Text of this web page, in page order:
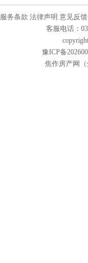
服务条款 法律声明 意见反馈
客服电话：
豫ICP备
焦作房产网